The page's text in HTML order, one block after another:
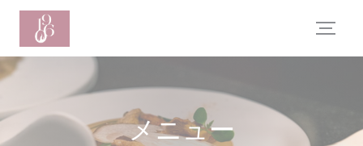
クッキー利用の管理について
メニュー